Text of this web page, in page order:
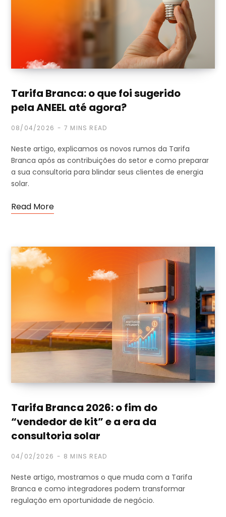
Tarifa Branca: o que foi sugerido
pela ANEEL até agora?
08/04/2026 7 MINS READ
Neste artigo, explicamos os novos rumos da Tarifa
Branca após as contribuições do setor e como preparar
a sua consultoria para blindar seus clientes de energia
solar.
Read More
Tarifa Branca 2026: o fim do
“vendedor de kit” e a era da
consultoria solar
04/02/2026 8 MINS READ
Neste artigo, mostramos o que muda com a Tarifa
Branca e como integradores podem transformar
regulação em oportunidade de negócio.